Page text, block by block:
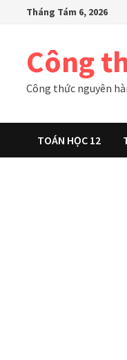
Tháng Tám 6, 2026
Công
Công thức nguyên
TOÁN HỌC 12